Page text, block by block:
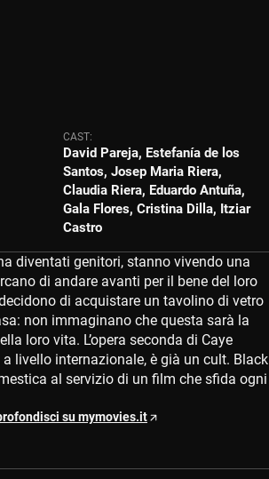
diventati genitori, stanno vivendo una
di andare avanti per il bene del loro
di acquistare un tavolino di vetro
non immaginano che questa sarà la
loro vita. L’opera seconda di Caye
livello internazionale, è già un cult. Black
al servizio di un film che sfida ogni
su mymovies.it
CAST:
David Pareja, Estefanía de los
Santos, Josep Maria Riera,
Claudia Riera, Eduardo Antuña,
Gala Flores, Cristina Dilla, Itziar
Castro